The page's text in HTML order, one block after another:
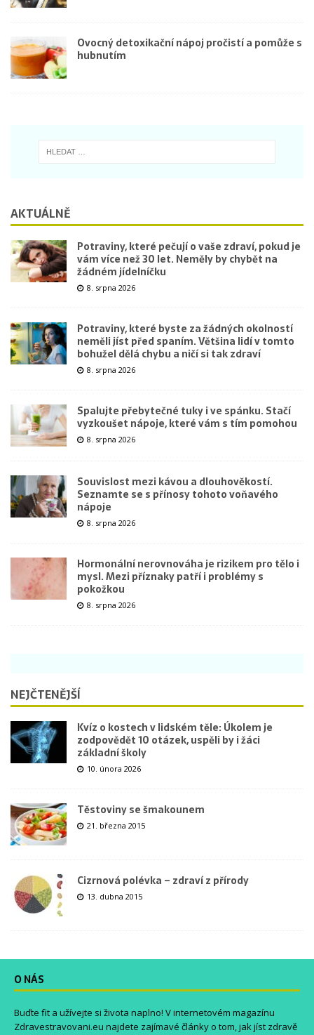
Ovocný detoxikační nápoj pročistí a pomůže s
hubnutím
AKTUÁLNĚ
Potraviny, které pečují o vaše zdraví, pokud je
vám více než 30 let. Neměly by chybět na
žádném jídelníčku
8. srpna 2026
Potraviny, které byste za žádných okolností
neměli jíst před spaním. Většina lidí v tomto
bohužel dělá chybu a ničí si tak zdraví
8. srpna 2026
Spalujte přebytečné tuky i ve spánku. Stačí
vyzkoušet nápoje, které vám s tím pomohou
8. srpna 2026
Souvislost mezi kávou a dlouhověkostí.
Seznamte se s přínosy tohoto voňavého
nápoje
8. srpna 2026
Hormonální nerovnováha je rizikem pro tělo i
mysl. Mezi příznaky patří i problémy s
pokožkou
8. srpna 2026
NEJČTENĚJŠÍ
Kvíz o kostech v lidském těle: Úkolem je
zodpovědět 10 otázek, uspěli by i žáci
základní školy
10. února 2026
Těstoviny se šmakounem
21. března 2015
Cizrnová polévka – zdraví z přírody
13. dubna 2015
O NÁS
Buďte fit a užívejte si života naplno! V internetovém magazínu
Zdravestravovani.eu najdete zajímavé články o tom, jak jíst zdravě